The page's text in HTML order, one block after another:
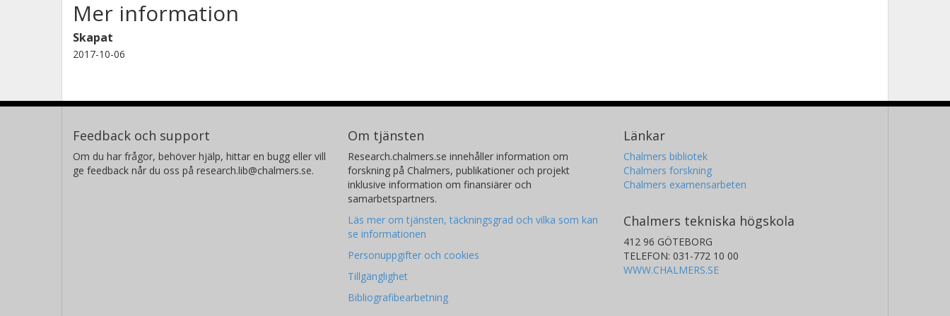
Mer information
Skapat
2017-10-06
Feedback och support
Om du har frågor, behöver hjälp, hittar en bugg eller vill
ge feedback når du oss på research.lib@chalmers.se.
Om tjänsten
Research.chalmers.se innehåller information om
forskning på Chalmers, publikationer och projekt
inklusive information om finansiärer och
samarbetspartners.
Läs mer om tjänsten, täckningsgrad och vilka som kan
se informationen
Personuppgifter och cookies
Tillgänglighet
Bibliografibearbetning
Länkar
Chalmers bibliotek
Chalmers forskning
Chalmers examensarbeten
Chalmers tekniska högskola
412 96 GÖTEBORG
TELEFON: 031-772 10 00
WWW.CHALMERS.SE